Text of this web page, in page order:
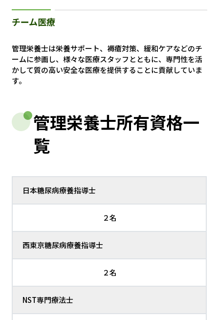
チーム医療
管理栄養士は栄養サポート、褥瘡対策、緩和ケアなどのチ
ームに参画し、様々な医療スタッフとともに、専門性を活
かして質の高い安全な医療を提供することに貢献していま
す。
管理栄養士所有資格一
覧
日本糖尿病療養指導士
２名
西東京糖尿病療養指導士
２名
NST専門療法士